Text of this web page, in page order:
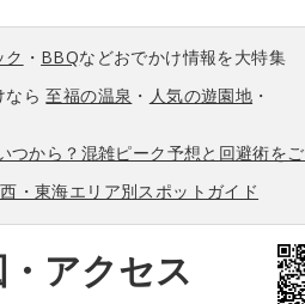
ク ・ BBQなどおでかけ情報を大特集
なら至福の温泉 ・ 人気の遊園地 ・
つから？混雑ピーク予想と回避術を
・東海エリア別スポットガイド
アクセス